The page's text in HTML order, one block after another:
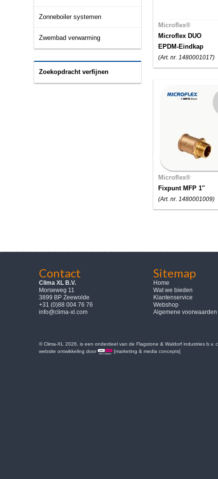
Zonneboiler systemen
Zwembad verwarming
Zoekopdracht verfijnen
Microflex®
Microflex DUO
EPDM-Eindkap
(Art. nr. 1480001017)
Microflex®
Fixpunt MFP 1''
(Art. nr. 1480001009)
Contact
Clima XL B.V.
Morseweg 11
3899 BP Zeewolde
+31 (0)88 004 76 76
info@clima-xl.com
Sitemap
Home
Wat we bieden
Klantenservice
Webshop
Algemene voorwaarden
© Clima-XL 2026, is een onderdeel van de Flagstone & Waldorf industries b.v.
website ontwikkeling door
[marketing & media concepts]